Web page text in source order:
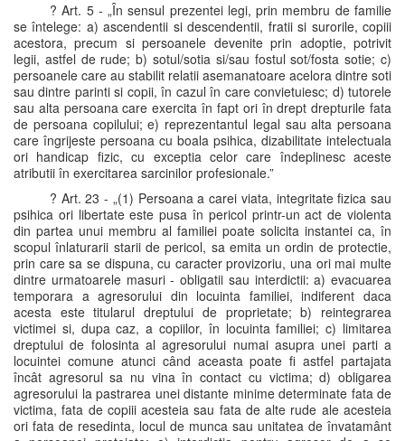
? Art. 5 - „În sensul prezentei legi, prin membru de familie
se întelege: a) ascendentii si descendentii, fratii si surorile, copiii
acestora, precum si persoanele devenite prin adoptie, potrivit
legii, astfel de rude; b) sotul/sotia si/sau fostul sot/fosta sotie; c)
persoanele care au stabilit relatii asemanatoare acelora dintre soti
sau dintre parinti si copii, în cazul în care convietuiesc; d) tutorele
sau alta persoana care exercita în fapt ori în drept drepturile fata
de persoana copilului; e) reprezentantul legal sau alta persoana
care îngrijeste persoana cu boala psihica, dizabilitate intelectuala
ori handicap fizic, cu exceptia celor care îndeplinesc aceste
atributii în exercitarea sarcinilor profesionale.”
? Art. 23 - „(1) Persoana a carei viata, integritate fizica sau
psihica ori libertate este pusa în pericol printr-un act de violenta
din partea unui membru al familiei poate solicita instantei ca, în
scopul înlaturarii starii de pericol, sa emita un ordin de protectie,
prin care sa se dispuna, cu caracter provizoriu, una ori mai multe
dintre urmatoarele masuri - obligatii sau interdictii: a) evacuarea
temporara a agresorului din locuinta familiei, indiferent daca
acesta este titularul dreptului de proprietate; b) reintegrarea
victimei si, dupa caz, a copiilor, în locuinta familiei; c) limitarea
dreptului de folosinta al agresorului numai asupra unei parti a
locuintei comune atunci când aceasta poate fi astfel partajata
încât agresorul sa nu vina în contact cu victima; d) obligarea
agresorului la pastrarea unei distante minime determinate fata de
victima, fata de copiii acesteia sau fata de alte rude ale acesteia
ori fata de resedinta, locul de munca sau unitatea de învatamânt